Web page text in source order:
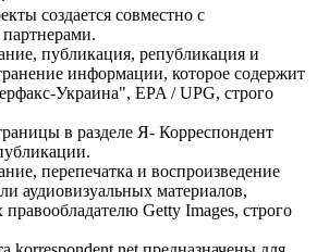
создается совместно с
публикация, републикация и
информации, которое содержит
Украина", EPA / UPG, строго
в разделе Я- Корреспондент
перепечатка и воспроизведение
аудиовизуальных материалов,
Getty Images, строго